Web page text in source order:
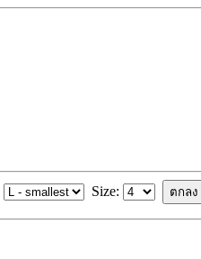
Size: